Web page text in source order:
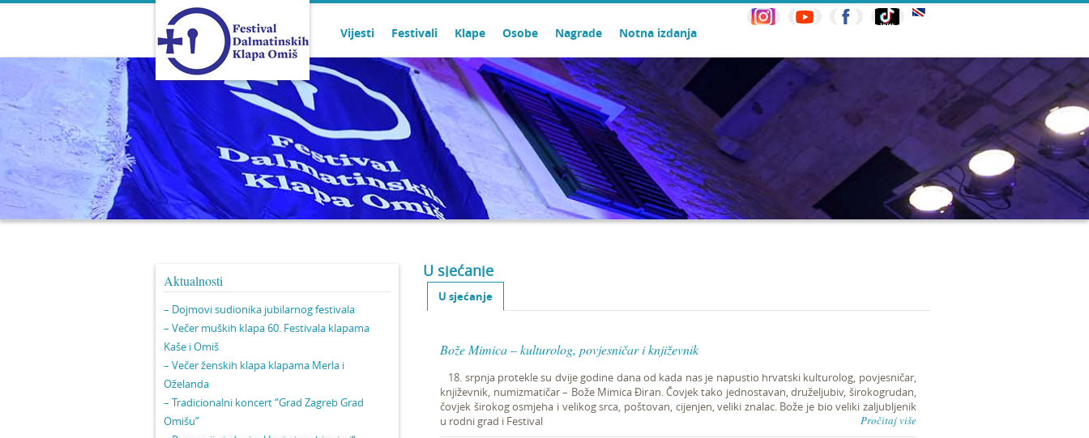
Vijesti Festivali Klape Osobe Nagrade Notna izdanja
Aktualnosti
– Dojmovi sudionika jubilarnog festivala
– Večer muških klapa 60. Festivala klapama
Kaše i Omiš
– Večer ženskih klapa klapama Merla i
Oželanda
– Tradicionalni koncert “Grad Zagreb Grad
Omišu”
U sjećanje
U sjećanje
Bože Mimica – kulturolog, povjesničar i književnik
18. srpnja protekle su dvije godine dana od kada nas je napustio hrvatski kulturolog, povjesničar,
književnik, numizmatičar – Bože Mimica Điran. Čovjek tako jednostavan, druželjubiv, širokogrudan,
čovjek širokog osmjeha i velikog srca, poštovan, cijenjen, veliki znalac. Bože je bio veliki zaljubljenik
u rodni grad i Festival
Pročitaj više